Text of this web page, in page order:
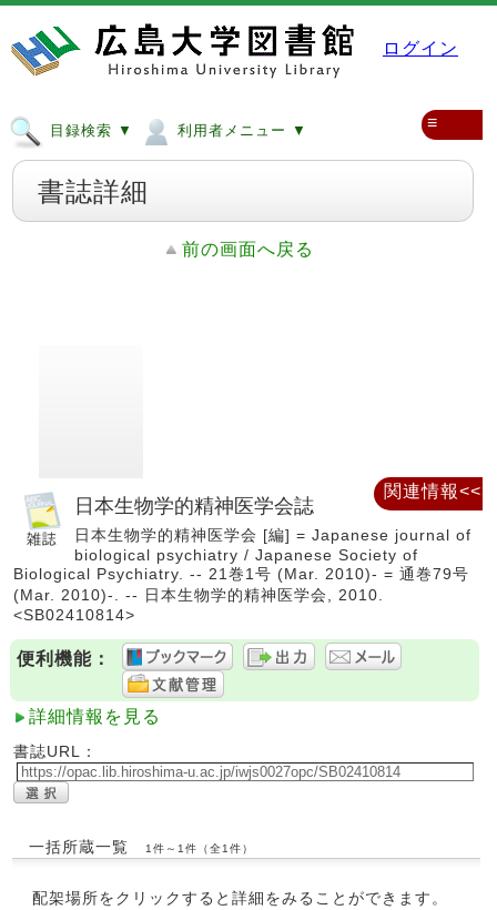
ログイン
目録検索 ▼ 利用者メニュー ▼ ≡
書誌詳細
前の画面へ戻る
日本生物学的精神医学会誌
日本生物学的精神医学会 [編] = Japanese journal of
biological psychiatry / Japanese Society of
Biological Psychiatry. -- 21巻1号 (Mar. 2010)- = 通巻79号
(Mar. 2010)-. -- 日本生物学的精神医学会, 2010.
<SB02410814>
便利機能：
詳細情報を見る
書誌URL：
一括所蔵一覧 1件～1件（全1件）
配架場所をクリックすると詳細をみることができます。
関連情報<<